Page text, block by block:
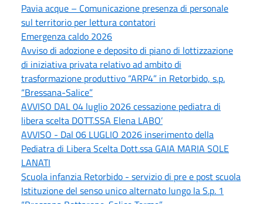
Pavia acque – Comunicazione presenza di personale
sul territorio per lettura contatori
Emergenza caldo 2026
Avviso di adozione e deposito di piano di lottizzazione
di iniziativa privata relativo ad ambito di
trasformazione produttivo “ARP4” in Retorbido, s.p.
“Bressana-Salice”
AVVISO DAL 04 luglio 2026 cessazione pediatra di
libera scelta DOTT.SSA Elena LABO’
AVVISO - Dal 06 LUGLIO 2026 inserimento della
Pediatra di Libera Scelta Dott.ssa GAIA MARIA SOLE
LANATI
Scuola infanzia Retorbido - servizio di pre e post scuola
Istituzione del senso unico alternato lungo la S.p. 1